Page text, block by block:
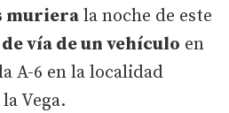
muriera la noche de este
vía de un vehículo en
A-6 en la localidad
Vega.